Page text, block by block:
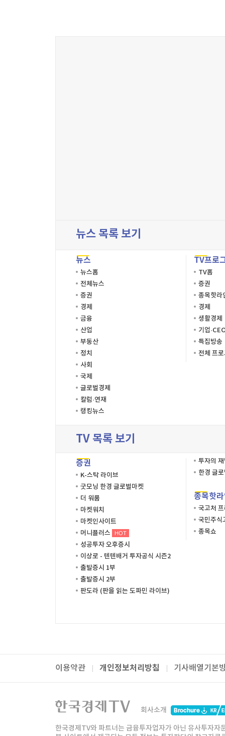
뉴스 목록 보기
뉴스
뉴스홈
전체뉴스
증권
경제
금융
산업
부동산
정치
사회
국제
글로벌경제
칼럼·연재
랭킹뉴스
TV프로
TV홈
증권
종목핫라
경제
생활경제
기업
특집방송
전체 프
TV 목록 보기
증권
K-스탁 라이브
굿모닝 한경 글로벌마켓
더 워룸
마켓워치
마켓인사이트
머니플러스
HOT
성공투자 오후증시
이상로 - 텐텐배거 투자공식 시즌2
출발증시 1부
출발증시 2부
판도라 (판을 읽는 도파민 라이브)
투자의
한경 글
종목핫
국고처
국민주식
종목쇼
이용약관 개인정보처리방침 기사배열기본
패밀리사이트
한국경제TV
한경미디어그룹 한국경제신문 한국경제
회사소개
한국경제TV와 파트너는 금융투자업자가 아닌 유사투자